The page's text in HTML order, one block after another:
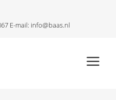
E-mail: info@baas.nl